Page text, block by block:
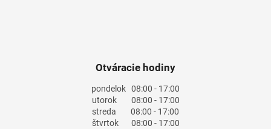
Otváracie hodiny
pondelok 08:00 - 17:00
utorok08:00 - 17:00
streda 08:00 - 17:00
štvrtok08:00 - 17:00